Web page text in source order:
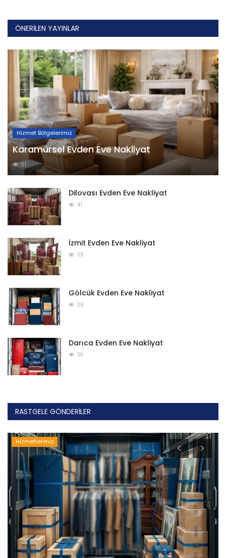
ÖNERILEN YAYINLAR
Hizmet Bölgelerimiz
Karamürsel Evden Eve Nakliyat
31
Dilovası Evden Eve Nakliyat
41
İzmit Evden Eve Nakliyat
38
Gölcük Evden Eve Nakliyat
38
Darıca Evden Eve Nakliyat
35
RASTGELE GÖNDERILER
Hizmetlerimiz